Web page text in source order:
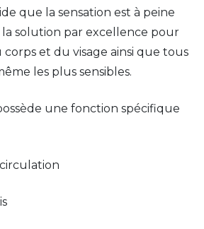
que la sensation est à peine
la solution par excellence pour
et du visage ainsi que tous
les plus sensibles.
une fonction spécifique